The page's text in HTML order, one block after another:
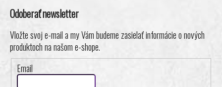
Odoberať newsletter
Vložte svoj e-mail a my Vám budeme zasielať informácie o nových
produktoch na našom e-shope.
Email